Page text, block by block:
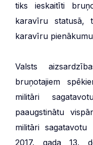
tiks ieskaitīti
karavīru statusā,
karavīru
Valsts
bruņotajiem
militāri
paaugstinātu
militāri
2017. gada 13.